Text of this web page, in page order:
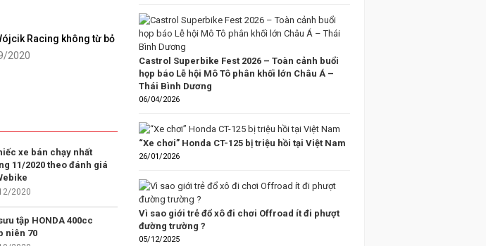
Racing không từ bỏ
2020
xe bán chạy nhất
11/2020 theo đánh giá
2020
tập HONDA 400cc
niên 70
Castrol Superbike Fest 2026 – Toàn cảnh buổi
họp báo Lễ hội Mô Tô phân khối lớn Châu Á –
Thái Bình Dương
06/04/2026
“Xe chơi” Honda CT-125 bị triệu hồi tại Việt Nam
26/01/2026
Vì sao giới trẻ đổ xô đi chơi Offroad ít đi phượt
đường trường ?
05/12/2025